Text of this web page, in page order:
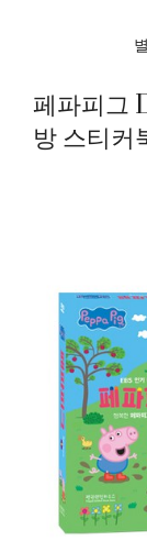
페파피그
방 스티커